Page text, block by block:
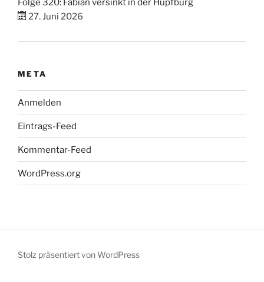
27. Juni 2026
META
Anmelden
Eintrags-Feed
Kommentar-Feed
WordPress.org
Stolz präsentiert von WordPress